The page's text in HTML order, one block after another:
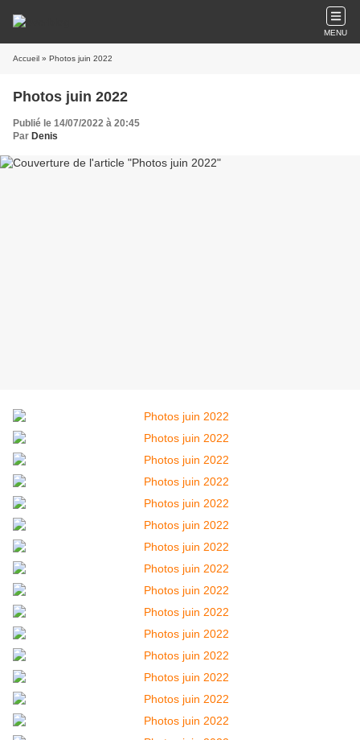
MENU
Accueil » Photos juin 2022
Photos juin 2022
Publié le 14/07/2022 à 20:45
Par Denis